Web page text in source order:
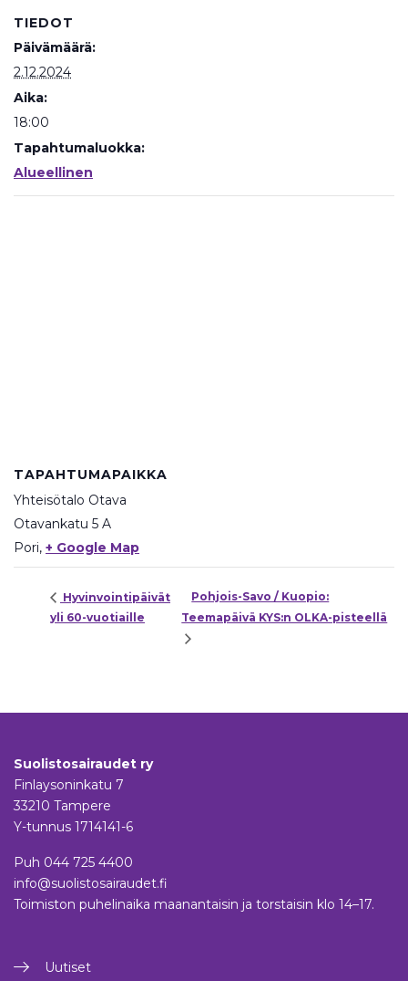
TIEDOT
Päivämäärä:
2.12.2024
Aika:
18:00
Tapahtumaluokka:
Alueellinen
TAPAHTUMAPAIKKA
Yhteisötalo Otava
Otavankatu 5 A
Pori, + Google Map
Hyvinvointipäivät
yli 60-vuotiaille
Pohjois-Savo / Kuopio:
Teemapäivä KYS:n OLKA-pisteellä
Suolistosairaudet ry
Finlaysoninkatu 7
33210 Tampere
Y-tunnus 1714141-6
Puh 044 725 4400
info@suolistosairaudet.fi
Toimiston puhelinaika maanantaisin ja torstaisin klo 14–17.
Uutiset